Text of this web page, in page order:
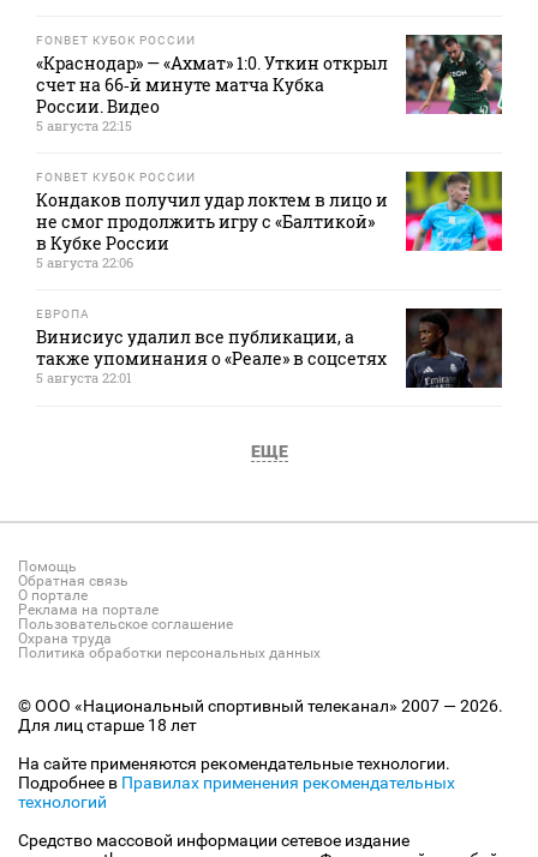
FONBET КУБОК РОССИИ
«Краснодар» — «Ахмат» 1:0. Уткин открыл
счет на 66‑й минуте матча Кубка
России. Видео
5 августа 22:15
FONBET КУБОК РОССИИ
Кондаков получил удар локтем в лицо и
не смог продолжить игру с «Балтикой»
в Кубке России
5 августа 22:06
ЕВРОПА
Винисиус удалил все публикации, а
также упоминания о «Реале» в соцсетях
5 августа 22:01
ЕЩЕ
Помощь
Обратная связь
О портале
Реклама на портале
Пользовательское соглашение
Охрана труда
Политика обработки персональных данных
© ООО «Национальный спортивный телеканал» 2007 — 2026.
Для лиц старше 18 лет
На сайте применяются рекомендательные технологии.
Подробнее в Правилах применения рекомендательных
технологий
Средство массовой информации сетевое издание